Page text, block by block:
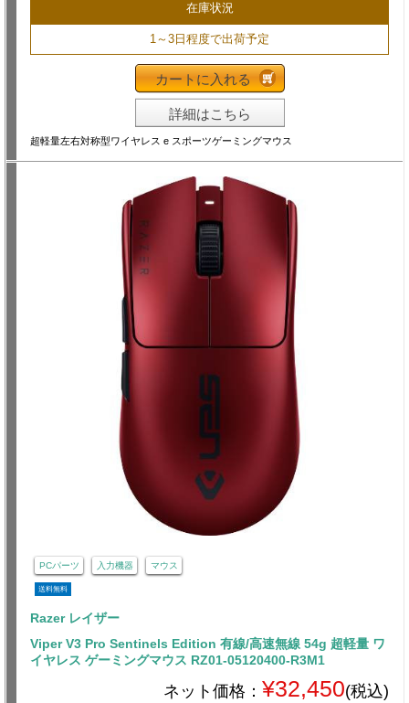
在庫状況
1～3日程度で出荷予定
カートに入れる
詳細はこちら
超軽量左右対称型ワイヤレス e スポーツゲーミングマウス
PCパーツ 入力機器 マウス
送料無料
Razer レイザー
Viper V3 Pro Sentinels Edition 有線/高速無線 54g 超軽量 ワ
イヤレス ゲーミングマウス RZ01-05120400-R3M1
ネット価格： ¥32,450(税込)